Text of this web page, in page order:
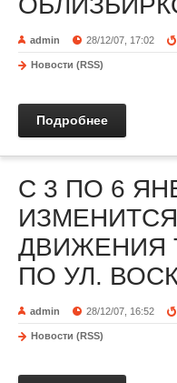
admin 28/12/07, 17:02
Новости (RSS)
Подробнее
С 3 ПО 6
ДВИЖЕНИЯ
ПО УЛ.
admin 28/12/07, 16:52
Новости (RSS)